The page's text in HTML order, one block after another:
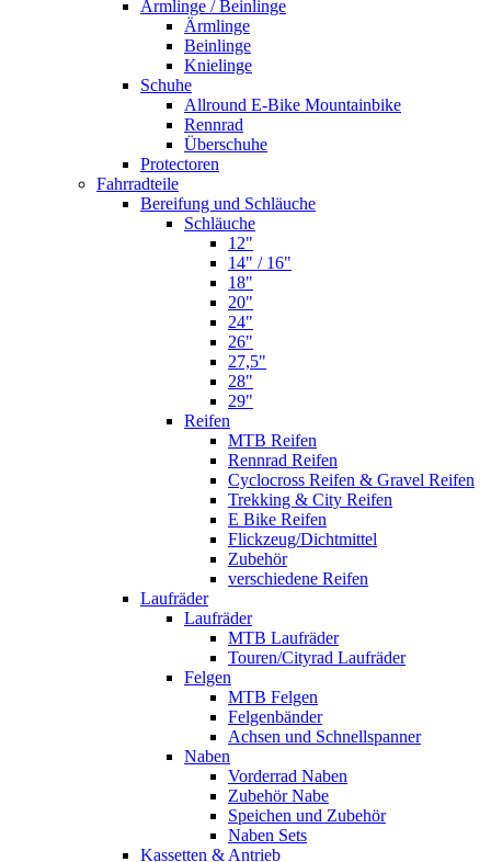
Ärmlinge / Beinlinge
Ärmlinge
Beinlinge
Knielinge
Schuhe
Allround E-Bike Mountainbike
Rennrad
Überschuhe
Protectoren
Fahrradteile
Bereifung und Schläuche
Schläuche
12"
14" / 16"
18"
20"
24"
26"
27,5"
28"
29"
Reifen
MTB Reifen
Rennrad Reifen
Cyclocross Reifen & Gravel Reifen
Trekking & City Reifen
E Bike Reifen
Flickzeug/Dichtmittel
Zubehör
verschiedene Reifen
Laufräder
Laufräder
MTB Laufräder
Touren/Cityrad Laufräder
Felgen
MTB Felgen
Felgenbänder
Achsen und Schnellspanner
Naben
Vorderrad Naben
Zubehör Nabe
Speichen und Zubehör
Naben Sets
Kassetten & Antrieb